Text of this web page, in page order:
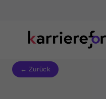
← Zurück